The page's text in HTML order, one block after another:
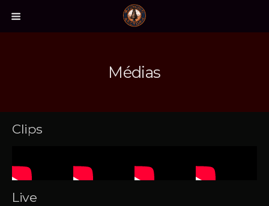
Médias
Clips
Live